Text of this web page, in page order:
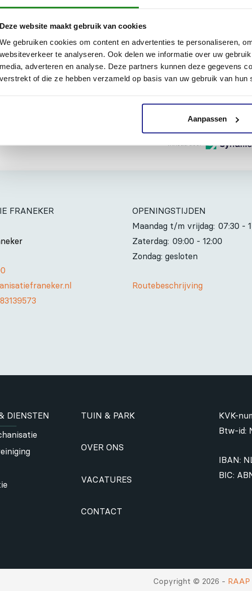
Deze website maakt gebruik van cookies
We gebruiken cookies om content en advertenties te personaliseren,
websiteverkeer te analyseren. Ook delen we informatie over uw
media, adverteren en analyse. Deze partners kunnen deze gegevens
verstrekt of die ze hebben verzameld op basis van uw gebruik van hun
Aanpassen
grote precisie tijdens het slijpen.
De diamant-doorslijpschijf D-BA60 is bijzonder geschikt
vers beton, beton, zandsteen en baksteen.
De STIHL diamant-doorslijpschijf D-BA60 met een
de volgende doorslijpers:
FRANEKER
OPENINGSTIJDEN
Maandag t/m vrijdag: 07:30 -
Zaterdag: 09:00 - 12:00
Zondag: gesloten
Routebeschrijving
DIENSTEN
TUIN & PARK
OVER ONS
VACATURES
CONTACT
KVK-
Btw-id:
IBAN:
BIC:
Copyright © 2026 -